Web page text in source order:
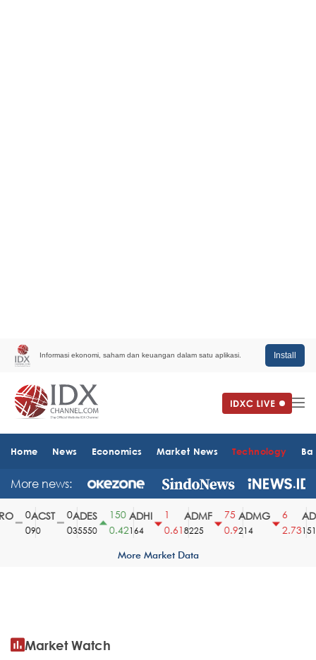
Informasi ekonomi, saham dan keuangan dalam satu aplikasi. Install
Home News Economics Market News Technology
More news:
ACST
90
ADES
35550
150
0.42
ADHI
164
0.61
ADMF
8225
75
0.9
ADMG
214
2.731510
More Market Data
Market Watch